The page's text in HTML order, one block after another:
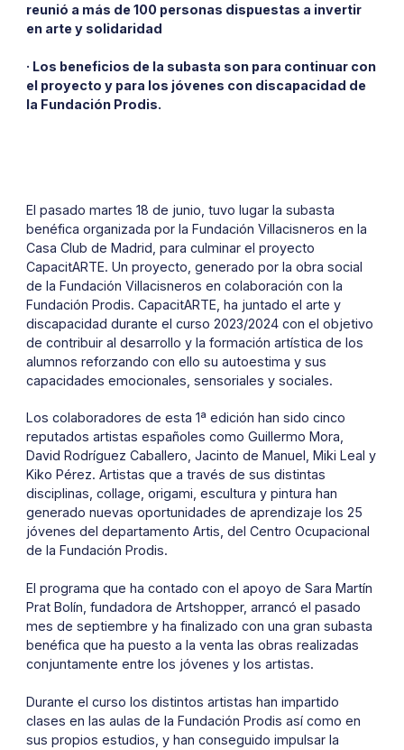
reunió a más de 100 personas dispuestas a invertir
en arte y solidaridad
· Los beneficios de la subasta son para continuar con
el proyecto y para los jóvenes con discapacidad de
la Fundación Prodis.
El pasado martes 18 de junio, tuvo lugar la subasta
benéfica organizada por la Fundación Villacisneros en la
Casa Club de Madrid, para culminar el proyecto
CapacitARTE. Un proyecto, generado por la obra social
de la Fundación Villacisneros en colaboración con la
Fundación Prodis. CapacitARTE, ha juntado el arte y
discapacidad durante el curso 2023/2024 con el objetivo
de contribuir al desarrollo y la formación artística de los
alumnos reforzando con ello su autoestima y sus
capacidades emocionales, sensoriales y sociales.
Los colaboradores de esta 1ª edición han sido cinco
reputados artistas españoles como Guillermo Mora,
David Rodríguez Caballero, Jacinto de Manuel, Miki Leal y
Kiko Pérez. Artistas que a través de sus distintas
disciplinas, collage, origami, escultura y pintura han
generado nuevas oportunidades de aprendizaje los 25
jóvenes del departamento Artis, del Centro Ocupacional
de la Fundación Prodis.
El programa que ha contado con el apoyo de Sara Martín
Prat Bolín, fundadora de Artshopper, arrancó el pasado
mes de septiembre y ha finalizado con una gran subasta
benéfica que ha puesto a la venta las obras realizadas
conjuntamente entre los jóvenes y los artistas.
Durante el curso los distintos artistas han impartido
clases en las aulas de la Fundación Prodis así como en
sus propios estudios, y han conseguido impulsar la